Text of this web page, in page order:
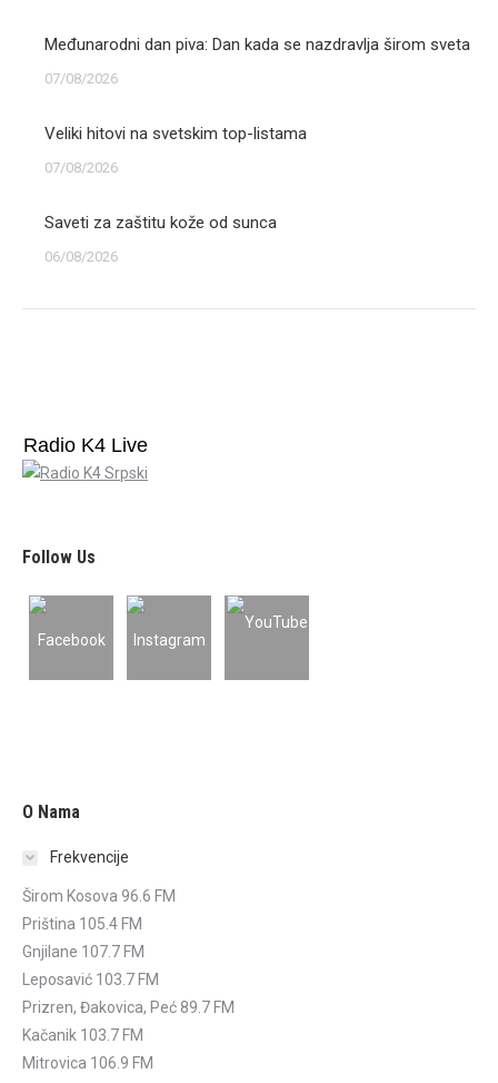
Međunarodni dan piva: Dan kada se nazdravlja širom sveta
07/08/2026
Veliki hitovi na svetskim top-listama
07/08/2026
Saveti za zaštitu kože od sunca
06/08/2026
Radio K4 Live
Follow Us
O Nama
Frekvencije
Širom Kosova 96.6 FM
Priština 105.4 FM
Gnjilane 107.7 FM
Leposavić 103.7 FM
Prizren, Đakovica, Peć 89.7 FM
Kačanik 103.7 FM
Mitrovica 106.9 FM